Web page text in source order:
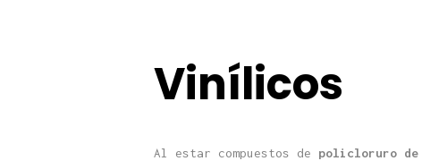
Vinílicos
Al estar compuestos de policloruro